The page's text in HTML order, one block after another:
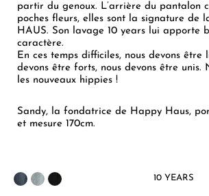
partir du genoux. L’arrière du pantalon
poches fleurs, elles sont la signature de
HAUS. Son lavage 10 years lui apporte
caractère.
En ces temps difficiles, nous devons être
devons être forts, nous devons être unis.
les nouveaux hippies !
Sandy, la fondatrice de Happy Haus,
et mesure 170cm.
10 YEARS